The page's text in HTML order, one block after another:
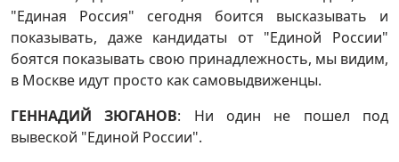
"Единая Россия" сегодня боится высказывать и
показывать, даже кандидаты от "Единой России"
боятся показывать свою принадлежность, мы видим,
в Москве идут просто как самовыдвиженцы.
ГЕННАДИЙ ЗЮГАНОВ: Ни один не пошел под
вывеской "Единой России".